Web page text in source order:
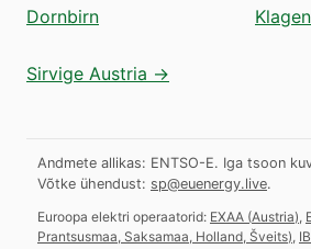
Dornbirn
Sirvige Austria →
Andmete allikas: ENTSO-E. Iga tsoon
Võtke ühendust: sp@euenergy.live.
Euroopa elektri operaatorid: EXAA (Austria)
Prantsusmaa, Saksamaa, Holland, Šveits)